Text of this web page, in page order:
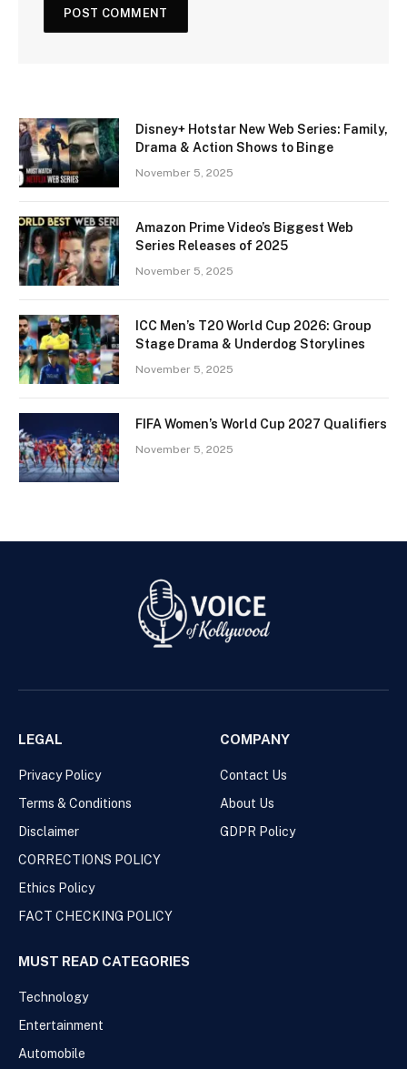
Disney+ Hotstar New Web Series: Family,
Drama & Action Shows to Binge
November 5, 2025
Amazon Prime Video’s Biggest Web
Series Releases of 2025
November 5, 2025
ICC Men’s T20 World Cup 2026: Group
Stage Drama & Underdog Storylines
November 5, 2025
FIFA Women’s World Cup 2027 Qualifiers
November 5, 2025
LEGAL
Privacy Policy
Terms & Conditions
Disclaimer
CORRECTIONS POLICY
Ethics Policy
FACT CHECKING POLICY
COMPANY
Contact Us
About Us
GDPR Policy
MUST READ CATEGORIES
Technology
Entertainment
Automobile